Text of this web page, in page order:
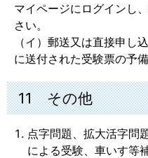
マイページにログインし
さい。
（イ）郵送又は直接申し
に送付された受験票の予
11 その他
点字問題、拡大活字問
による受験、車いす等